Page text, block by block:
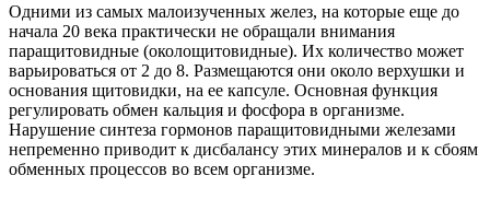
Одними из самых малоизученных желез, на которые еще до
начала 20 века практически не обращали внимания
паращитовидные (околощитовидные). Их количество может
варьироваться от 2 до 8. Размещаются они около верхушки и
основания щитовидки, на ее капсуле. Основная функция
регулировать обмен кальция и фосфора в организме.
Нарушение синтеза гормонов паращитовидными железами
непременно приводит к дисбалансу этих минералов и к сбоям
обменных процессов во всем организме.